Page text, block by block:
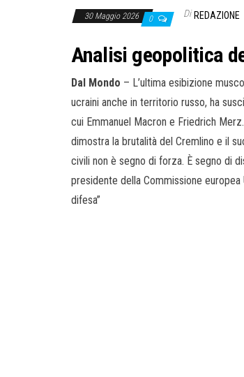
30 Maggio 2026 0 Di REDAZIONE
Analisi geopolitica
Dal Mondo – L’ultima esibizione
ucraini anche in territorio russo, ha
cui Emmanuel Macron e Friedrich
dimostra la brutalità del Cremlino e il
civili non è segno di forza. È segno di
presidente della Commissione
difesa”